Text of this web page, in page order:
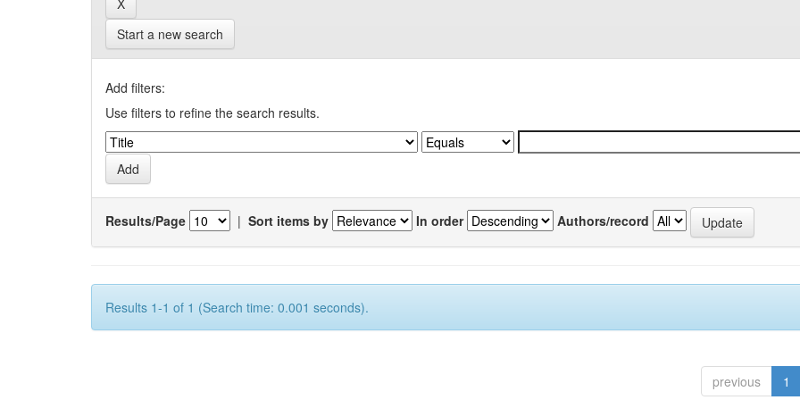
Start a new search
Add filters:
Use filters to refine the search results.
Results/Page | Sort items by In order Authors/record
Results 1-1 of 1 (Search time: 0.001 seconds).
previous 1